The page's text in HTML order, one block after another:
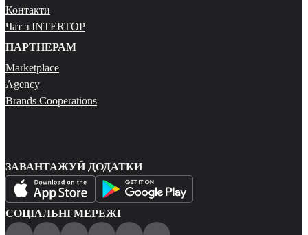
Контакти
Чат з INTERTOP
ПАРТНЕРАМ
Marketplace
Agency
Brands Cooperations
ЗАВАНТАЖУЙ ДОДАТКИ
СОЦІАЛЬНІ МЕРЕЖІ